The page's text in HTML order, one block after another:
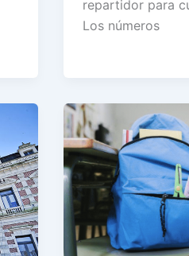
repartidor para
Los números